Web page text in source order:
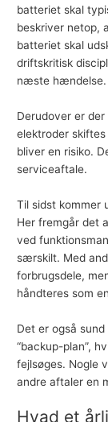
batteriet skal
beskriver netop,
batteriet skal
driftskritisk
næste hændelse.
Derudover er
elektroder
bliver en risiko.
serviceaftale.
Til sidst kommer
Her fremgår det
ved
særskilt. Med
forbrugsdele,
håndteres som
Det er også
“backup-plan”,
fejlsøges. Nogle
andre aftaler en
Hvad et